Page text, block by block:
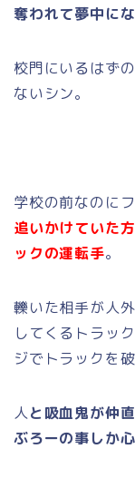
奪われて夢中に
校門にいるはず
ないシン。
学校の前なのに
追いかけていた
ックの運転手。
轢いた相手が人
してくるトラッ
ジでトラックを
人と吸血鬼が仲
ぶろーの事しか